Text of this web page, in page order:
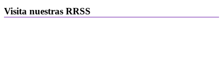
Visita nuestras RRSS